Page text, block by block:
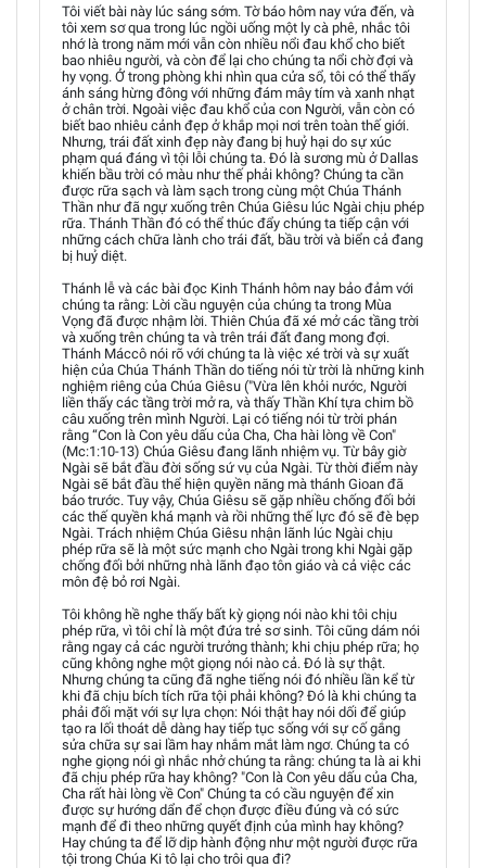
Tôi viết bài này lúc sáng sớm. Tờ báo hôm nay vứa đến, và
tôi xem sơ qua trong lúc ngồi uống một ly cà phê, nhắc tôi
nhớ là trong năm mới vẫn còn nhiều nổi đau khổ cho biết
bao nhiêu người, và còn để lại cho chúng ta nổi chờ đợi và
hy vọng. Ở trong phòng khi nhìn qua cửa sổ, tôi có thể thấy
ánh sáng hừng đông với những đám mây tím và xanh nhạt
ở chân trời. Ngoài việc đau khổ của con Người, vẫn còn có
biết bao nhiêu cảnh đẹp ở khắp mọi nơi trên toàn thế giới.
Nhưng, trái đất xinh đẹp này đang bị huỷ hại do sự xúc
phạm quá đáng vì tội lỗi chúng ta. Đó là sương mù ở Dallas
khiến bầu trời có màu như thế phải không? Chúng ta cần
được rữa sạch và làm sạch trong cùng một Chúa Thánh
Thần như đã ngự xuống trên Chúa Giêsu lúc Ngài chịu phép
rữa. Thánh Thần đó có thể thúc đẩy chúng ta tiếp cận với
những cách chữa lành cho trái đất, bầu trời và biển cả đang
bị huỷ diệt.
Thánh lễ và các bài đọc Kinh Thánh hôm nay bảo đảm với
chúng ta rằng: Lời cầu nguyện của chúng ta trong Mùa
Vọng đã được nhậm lời. Thiên Chúa đã xé mở các tầng trời
và xuống trên chúng ta và trên trái đất đang mong đợi.
Thánh Máccô nói rõ với chúng ta là việc xé trời và sự xuất
hiện của Chúa Thánh Thần do tiếng nói từ trời là những kinh
nghiệm riêng của Chúa Giêsu ("Vừa lên khỏi nước, Người
liền thấy các tầng trời mở ra, và thấy Thần Khí tựa chim bồ
câu xuống trên mình Người. Lại có tiếng nói từ trời phán
rằng “Con là Con yêu dấu của Cha, Cha hài lòng về Con"
(Mc:1:10-13) Chúa Giêsu đang lãnh nhiệm vụ. Từ bây giờ
Ngài sẽ bắt đầu đời sống sứ vụ của Ngài. Từ thời điểm này
Ngài sẽ bắt đầu thể hiện quyền năng mà thánh Gioan đã
báo trước. Tuy vậy, Chúa Giêsu sẽ gặp nhiều chống đối bởi
các thế quyền khá mạnh và rồi những thế lực đó sẽ đè bẹp
Ngài. Trách nhiệm Chúa Giêsu nhận lãnh lúc Ngài chịu
phép rữa sẽ là một sức mạnh cho Ngài trong khi Ngài gặp
chống đối bởi những nhà lãnh đạo tôn giáo và cả việc các
môn đệ bỏ rơi Ngài.
Tôi không hề nghe thấy bất kỳ giọng nói nào khi tôi chịu
phép rữa, vì tôi chỉ là một đứa trẻ sơ sinh. Tôi cũng dám nói
rằng ngay cả các người trưởng thành; khi chịu phép rữa; họ
cũng không nghe một giọng nói nào cả. Đó là sự thật.
Nhưng chúng ta cũng đã nghe tiếng nói đó nhiều lần kể từ
khi đã chịu bích tích rữa tội phải không? Đó là khi chúng ta
phải đối mặt với sự lựa chọn: Nói thật hay nói dối để giúp
tạo ra lối thoát dễ dàng hay tiếp tục sống với sự cố gắng
sửa chữa sự sai lầm hay nhắm mắt làm ngơ. Chúng ta có
nghe giọng nói gì nhắc nhở chúng ta rằng: chúng ta là ai khi
đã chịu phép rữa hay không? "Con là Con yêu dấu của Cha,
Cha rất hài lòng về Con" Chúng ta có cầu nguyện để xin
được sự hướng dẩn để chọn được điều đúng và có sức
mạnh để đi theo những quyết định của mình hay không?
Hay chúng ta để lỡ dịp hành động như một người được rữa
tội trong Chúa Ki tô lại cho trôi qua đi?